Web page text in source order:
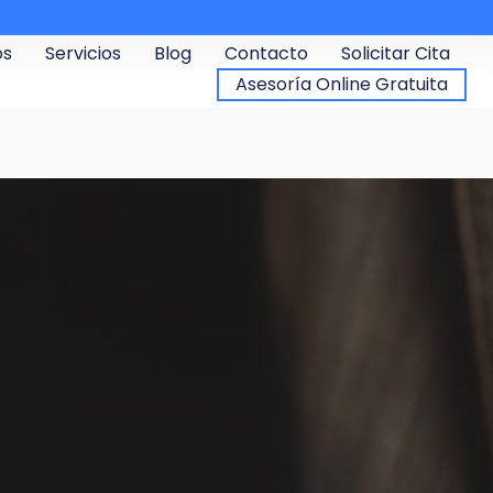
Servicios Blog Contacto
Solicitar Cita
Asesoría Online Gratuita